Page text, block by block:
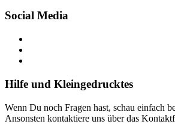
Social Media
Hilfe und Kleingedrucktes
Wenn Du noch Fragen hast, schau einfach
Ansonsten kontaktiere uns über das